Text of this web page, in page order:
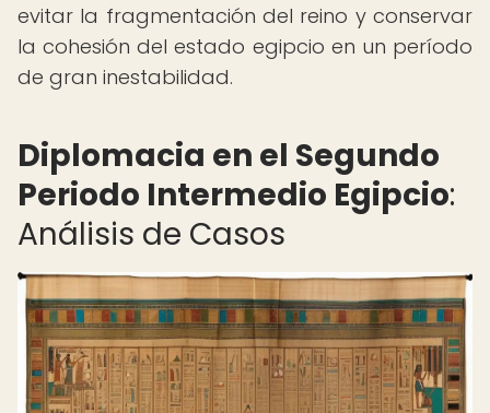
evitar la fragmentación del reino y conservar
la cohesión del estado egipcio en un período
de gran inestabilidad.
Diplomacia en el Segundo
Periodo Intermedio Egipcio:
Análisis de Casos